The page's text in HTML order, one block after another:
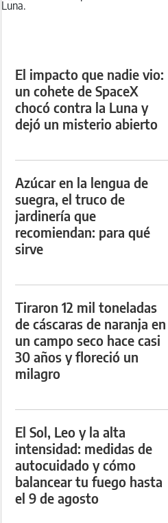
El impacto que nadie vio:
un cohete de SpaceX
chocó contra la Luna y
dejó un misterio abierto
Azúcar en la lengua de
suegra, el truco de
jardinería que
recomiendan: para qué
sirve
Tiraron 12 mil toneladas
de cáscaras de naranja en
un campo seco hace casi
30 años y floreció un
milagro
El Sol, Leo y la alta
intensidad: medidas de
autocuidado y cómo
balancear tu fuego hasta
el 9 de agosto